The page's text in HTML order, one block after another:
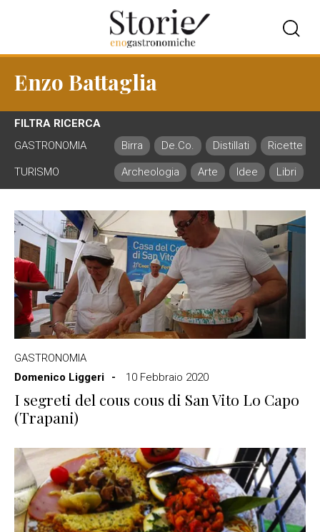
Enzo Battaglia
FILTRA RICERCA
GASTRONOMIA
Birra De.Co. Distillati Ricette
TURISMO Archeologia Arte Idee Libri
GASTRONOMIA
Domenico Liggeri
10 Febbraio 2020
I segreti del cous cous di San Vito Lo Capo
(Trapani)